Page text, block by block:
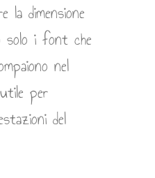
la dimensione
solo i font che
nel
per
del